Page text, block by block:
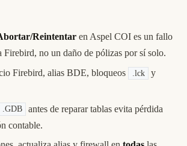
Reintentar en Aspel COI es un fallo
Firebird, no un daño de pólizas por sí solo.
Firebird, alias BDE, bloqueos
.lck
y
.GDB
antes de reparar tablas evita pérdida
contable.